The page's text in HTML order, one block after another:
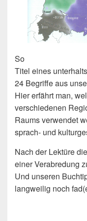
So
Titel eines
24 Begriffe aus
Hier erfährt man,
verschiedenen
Raums verwendet
sprach- und
Nach der Lektüre
einer Verabredung
Und unseren
langweilig noch